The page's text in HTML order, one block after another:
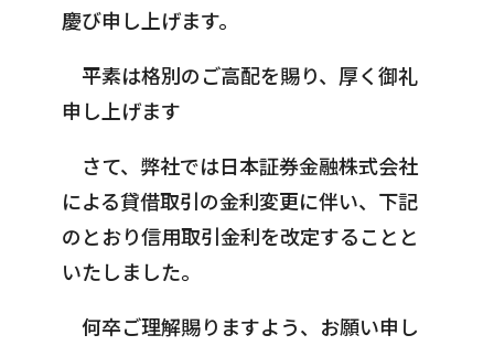
慶び申し上げます。
平素は格別のご高配を賜り、厚く御礼
申し上げます
さて、弊社では日本証券金融株式会社
による貸借取引の金利変更に伴い、下記
のとおり信用取引金利を改定することと
いたしました。
何卒ご理解賜りますよう、お願い申し